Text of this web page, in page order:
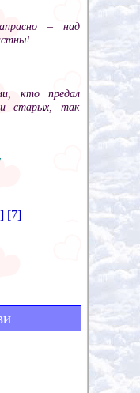
– над
кто предал
старых, так
[7]